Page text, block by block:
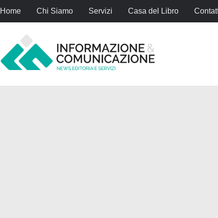
Home Chi Siamo Servizi Casa del Libro